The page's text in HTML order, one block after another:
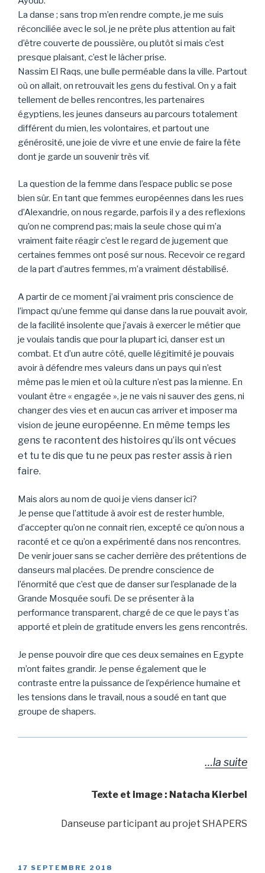
La danse ; sans trop m’en rendre compte, je me suis
réconciliée avec le sol, je ne prête plus attention au fait
d’être couverte de poussière, ou plutôt si mais c’est
presque plaisant, c’est le lâcher prise.
Nassim El Raqs, une bulle perméable dans la ville. Partout
où on allait, on retrouvait les gens du festival. On y a fait
tellement de belles rencontres, les partenaires
égyptiens, les jeunes danseurs au parcours totalement
différent du mien, les volontaires, et partout une
générosité, une joie de vivre et une envie de faire la fête
dont je garde un souvenir très vif.
La question de la femme dans l’espace public se pose
bien sûr. En tant que femmes européennes dans les rues
d’Alexandrie, on nous regarde, parfois il y a des reflexions
qu’on ne comprend pas; mais la seule chose qui m’a
vraiment faite réagir c’est le regard de jugement que
certaines femmes ont posé sur nous. Recevoir ce regard
de la part d’autres femmes, m’a vraiment déstabilisé.
A partir de ce moment j’ai vraiment pris conscience de
l’impact qu’une femme qui danse dans la rue pouvait avoir,
de la facilité insolente que j’avais à exercer le métier que
je voulais tandis que pour la plupart ici, danser est un
combat. Et d’un autre côté, quelle légitimité je pouvais
avoir à défendre mes valeurs dans un pays qui n’est
même pas le mien et où la culture n’est pas la mienne. En
voulant être « engagée », je ne vais ni sauver des gens, ni
changer des vies et en aucun cas arriver et imposer ma
vision de jeune européenne. En même temps les
gens te racontent des histoires qu’ils ont vécues
et tu te dis que tu ne peux pas rester assis à rien
faire.
Mais alors au nom de quoi je viens danser ici?
Je pense que l’attitude à avoir est de rester humble,
d’accepter qu’on ne connait rien, excepté ce qu’on nous a
raconté et ce qu’on a expérimenté dans nos rencontres.
De venir jouer sans se cacher derrière des prétentions de
danseurs mal placées. De prendre conscience de
l’énormité que c’est que de danser sur l’esplanade de la
Grande Mosquée soufi. De se présenter à la
performance transparent, chargé de ce que le pays t’as
apporté et plein de gratitude envers les gens rencontrés.
Je pense pouvoir dire que ces deux semaines en Egypte
m’ont faites grandir. Je pense également que le
contraste entre la puissance de l’expérience humaine et
les tensions dans le travail, nous a soudé en tant que
groupe de shapers.
…la suite
Texte et image : Natacha Kierbel
Danseuse participant au projet SHAPERS
PUBLIÉ
17 SEPTEMBRE 2018